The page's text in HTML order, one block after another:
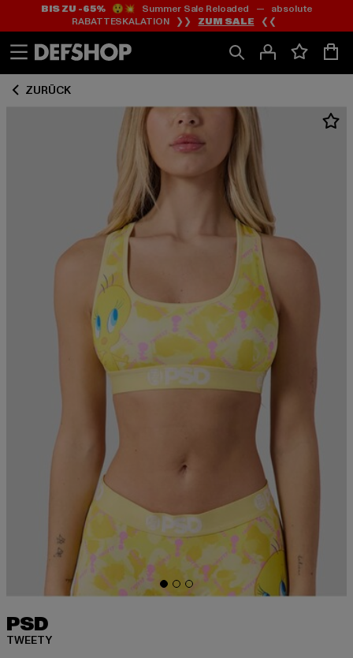
Zum
Inhalt
springen
Zum
Fußzeile
springen
BIS ZU -65%😲💥 Summer Sale Reloaded — absolute
RABATTESKALATION ❯❯ ZUM SALE ❮❮
ZURÜCK
PSD
TWEETY